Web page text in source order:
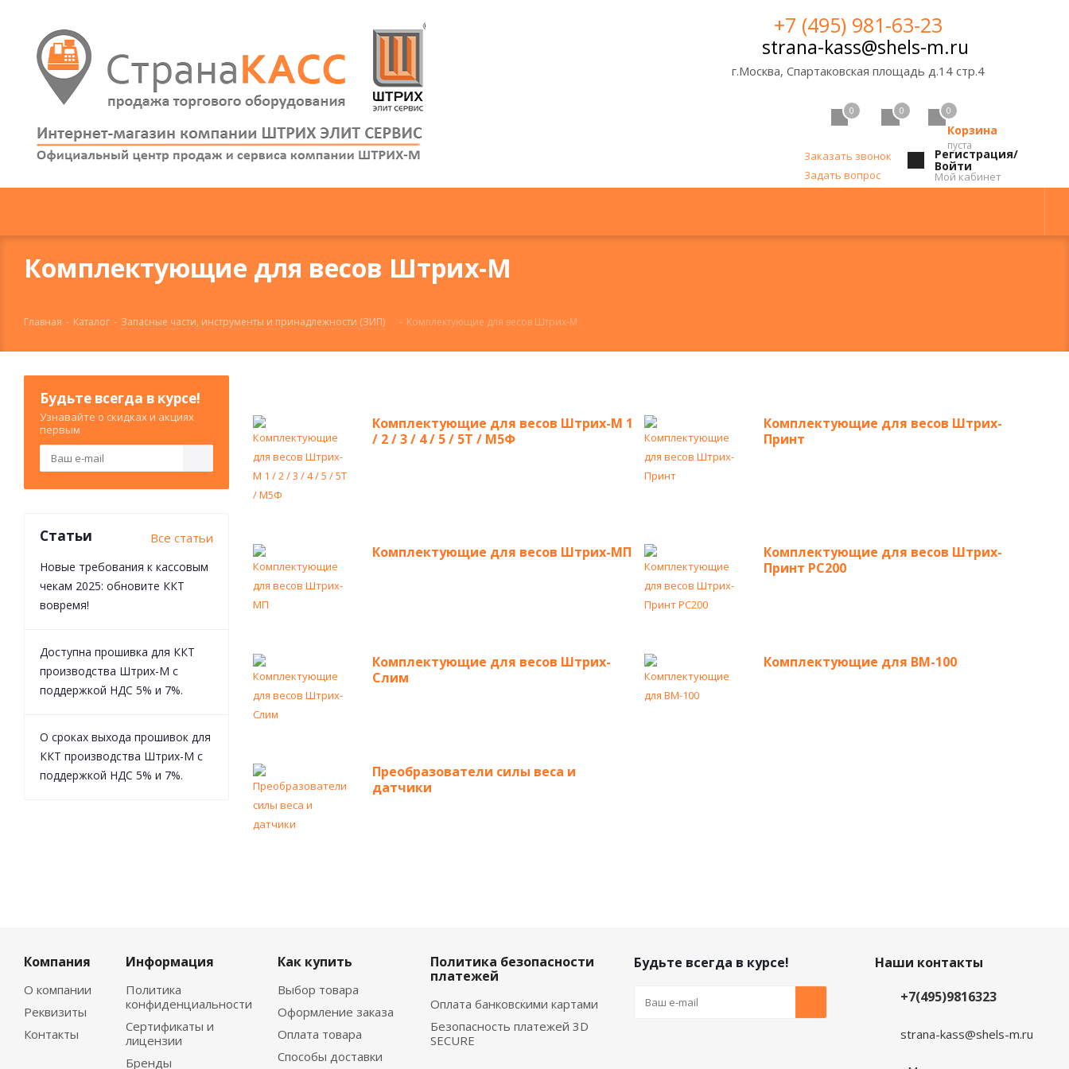
+7 (495) 981-63-23
strana-kass@shels-m.ru
г.Москва, Спартаковская площадь д.14 стр.4
0 0
Корзина
пуста
0
Регистрация/
Войти
Мой кабинет
Заказать звонок
Задать вопрос
Комплектующие для весов Штрих-М
Главная - Каталог - Запасные части, инструменты и принадлежности (ЗИП) - Комплектующие для весов Штрих-М
Комплектующие для весов Штрих-М 1
/ 2 / 3 / 4 / 5 / 5Т / М5Ф
Комплектующие для весов Штрих-
Принт
Комплектующие для весов Штрих-МП
Комплектующие для весов Штрих-
Принт PC200
Комплектующие для весов Штрих-
Слим
Комплектующие для ВМ-100
Преобразователи силы веса и
датчики
Будьте всегда в курсе!
Узнавайте о скидках и акциях
первым
Статьи Все статьи
Новые требования к кассовым
чекам 2025: обновите ККТ
вовремя!
Доступна прошивка для ККТ
производства Штрих-М с
поддержкой НДС 5% и 7%.
О сроках выхода прошивок для
ККТ производства Штрих-М с
поддержкой НДС 5% и 7%.
Компания
О компании
Реквизиты
Контакты
Информация
Политика
конфиденциальности
Сертификаты и
лицензии
Бренды
Как купить
Выбор товара
Оформление заказа
Оплата товара
Способы доставки
Политика безопасности
платежей
Оплата банковскими картами
Безопасность платежей 3D
SECURE
Будьте всегда в курсе!
Наши контакты
+7(495)9816323
strana-kass@shels-m.ru